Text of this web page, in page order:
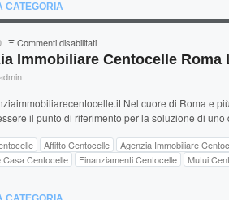
CATEGORIA
ΞCommenti disabilitatisu
Agenzia
Roma
LO
Immobiliare Centocelle Roma
Nel cuore di Roma e
il punto di riferimento per la soluzione di uno
Affitto Centocelle Agenzia Immobiliare
Casa Centocelle
Finanziamenti Centocelle Mutui